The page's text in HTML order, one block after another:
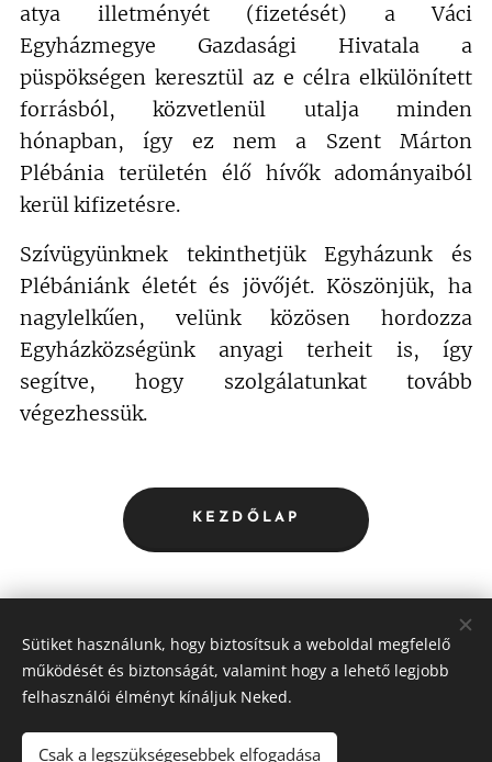
atya illetményét (fizetését) a Váci
Egyházmegye Gazdasági Hivatala a
püspökségen keresztül az e célra elkülönített
forrásból, közvetlenül utalja minden
hónapban, így ez nem a Szent Márton
Plébánia területén élő hívők adományaiból
kerül kifizetésre.
Szívügyünknek tekinthetjük Egyházunk és
Plébániánk életét és jövőjét. Köszönjük, ha
nagylelkűen, velünk közösen hordozza
Egyházközségünk anyagi terheit is, így
segítve, hogy szolgálatunkat tovább
végezhessük.
KEZDŐLAP
TÁMOGATÁS
Sütiket használunk, hogy biztosítsuk a weboldal megfelelő
működését és biztonságát, valamint hogy a lehető legjobb
felhasználói élményt kínáljuk Neked.
Csak a legszükségesebbek elfogadása